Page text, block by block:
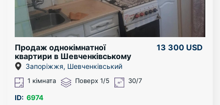
Продаж однокімнатної
квартири в Шевченківському
районі
13 300 USD
Запоріжжя, Шевченківський
1 кімната Поверх 1/5 30/7
ID: 6974